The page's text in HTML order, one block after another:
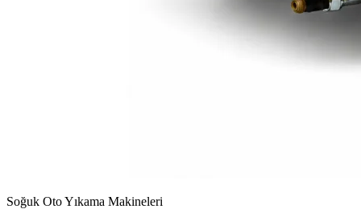
Soğuk Oto Yıkama Makineleri